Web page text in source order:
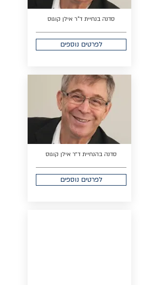
סדנה בנחיית ד"ר אילן קוגוס
לפרטים נוספים
סדנה בהנחיית ד״ר אילן קוגוס
לפרטים נוספים